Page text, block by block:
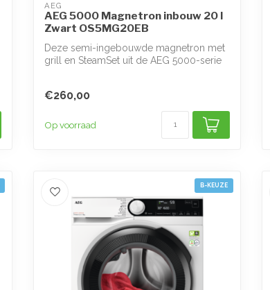
AEG
AEG 5000 Magnetron inbouw 20 l
Zwart OS5MG20EB
Deze semi-ingebouwde magnetron met
grill en SteamSet uit de AEG 5000-serie
€260,00
Op voorraad
B-KEUZE